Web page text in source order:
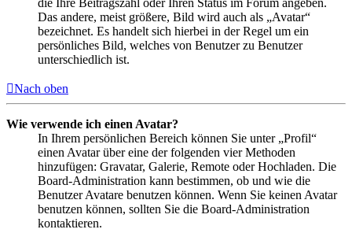
die Ihre Beitragszahl oder Ihren Status im Forum angeben.
Das andere, meist größere, Bild wird auch als „Avatar“
bezeichnet. Es handelt sich hierbei in der Regel um ein
persönliches Bild, welches von Benutzer zu Benutzer
unterschiedlich ist.
Nach oben
Wie verwende ich einen Avatar?
In Ihrem persönlichen Bereich können Sie unter „Profil“
einen Avatar über eine der folgenden vier Methoden
hinzufügen: Gravatar, Galerie, Remote oder Hochladen. Die
Board-Administration kann bestimmen, ob und wie die
Benutzer Avatare benutzen können. Wenn Sie keinen Avatar
benutzen können, sollten Sie die Board-Administration
kontaktieren.